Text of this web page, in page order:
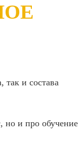
так и состава
но и про обучение